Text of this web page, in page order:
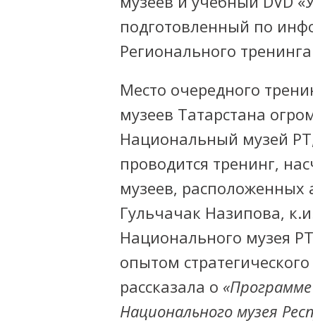
подготовленный по
Регионального
Место очередного
музеев Татарстана
Национальный музей
проводится тренинг,
музеев, расположенных
Гульчачак Назипова,
Национального музея
опытом
рассказала о
Национального музея